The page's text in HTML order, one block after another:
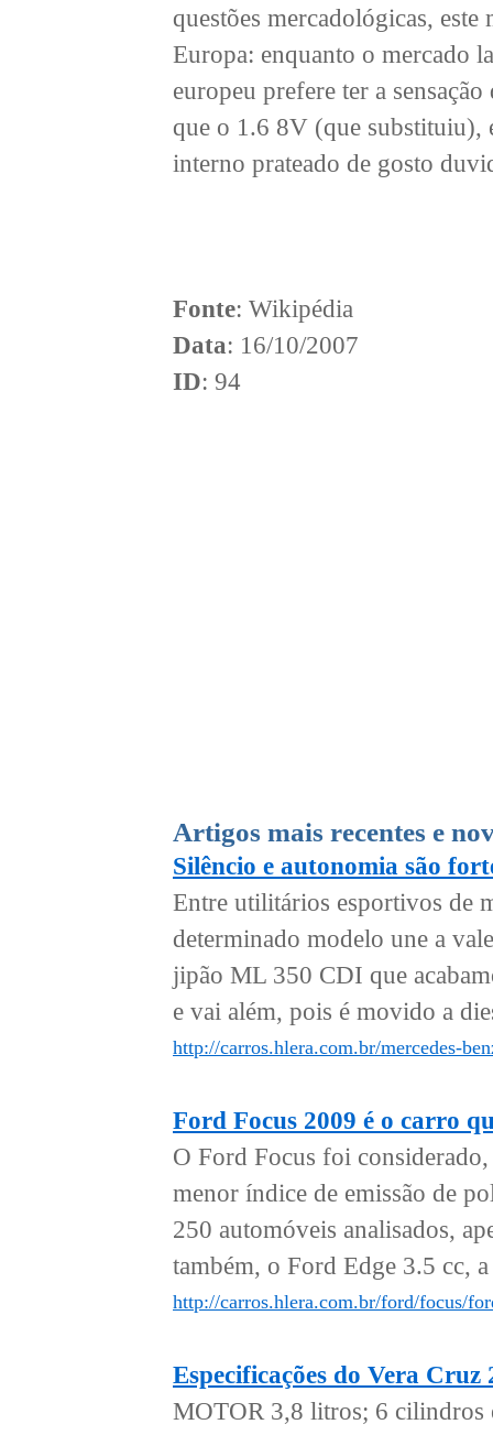
questões mercadológicas,
Europa: enquanto o mercado
europeu prefere ter a
que o 1.6 8V (que substituiu),
interno prateado de gosto
Fonte: Wikipédia
Data: 16/10/2007
ID: 94
Artigos mais recentes e
Silêncio e autonomia são
Entre utilitários esportivos de
determinado modelo une a
jipão ML 350 CDI que
e vai além, pois é movido a
http://carros.hlera.com.br/mercedes-
Ford Focus 2009 é o carro
O Ford Focus foi
menor índice de emissão de
250 automóveis analisados,
também, o Ford Edge 3.5 cc,
http://carros.hlera.com.br/ford/focus/
Especificações do Vera Cruz
MOTOR 3,8 litros; 6 cilindros